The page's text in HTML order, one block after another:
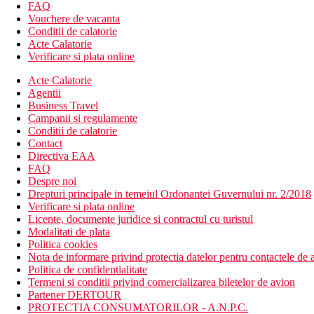
Descrierea plajei
nisipoasa
sezlonguri si umbrele gratuite
Activitati sportive contra cost
sporturi nautice
Dieta
Demipensiune: mic dejun si cina sub forma de bufet simplu
Categoria oficiala
3 stele
Nota
Sfera si calitatea serviciilor si activitatilor enumerate pot fi
Distanţe
2 km
Centrul orasului
70 km
Distanta de cel mai apropiat aeroport
FAQ
Vouchere de vacanta
Conditii de calatorie
Acte Calatorie
Verificare si plata online
Acte Calatorie
Agentii
Business Travel
Campanii si regulamente
Conditii de calatorie
Contact
Directiva EAA
FAQ
Despre noi
Drepturi principale in temeiul Ordonantei Guvernului nr. 2/2018
Verificare si plata online
Licente, documente juridice si contractul cu turistul
Modalitati de plata
Politica cookies
Nota de informare privind protectia datelor pentru contactele de
Politica de confidentialitate
Termeni si conditii privind comercializarea biletelor de avion
Partener DERTOUR
PROTECTIA CONSUMATORILOR - A.N.P.C.